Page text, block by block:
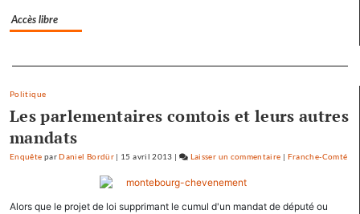
Accès libre
Separateur
Politique
Les parlementaires comtois et leurs autres
mandats
Enquête parDaniel Bordür | 15 avril 2013 | Laisser un commentaire on
se
| Franche-Comté
Alors que le projet de loi supprimant le cumul d'un mandat de député ou